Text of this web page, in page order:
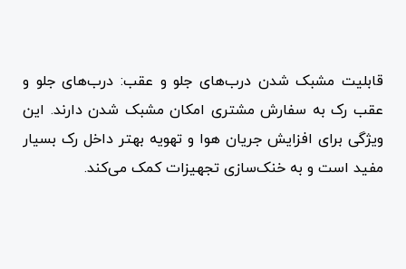
قابلیت مشبک شدن درب‌های جلو و عقب: درب‌های جلو و
عقب رک به سفارش مشتری امکان مشبک شدن دارند. این
ویژگی برای افزایش جریان هوا و تهویه بهتر داخل رک بسیار
مفید است و به خنک‌سازی تجهیزات کمک می‌کند.